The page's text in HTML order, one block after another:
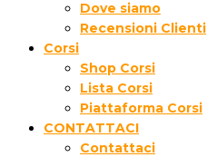
Dove siamo
Recensioni Clienti
Corsi
Shop Corsi
Lista Corsi
Piattaforma Corsi
CONTATTACI
Contattaci